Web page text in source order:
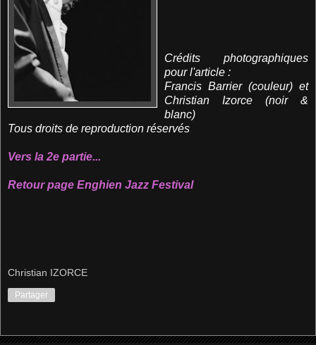
Crédits photographiques
pour l'article :
Francis Barrier (couleur) et
Christian Izorce (noir &
blanc)
Tous droits de reproduction réservés
Vers la 2e partie...
Retour page Enghien Jazz Festival
Christian IZORCE
Partager